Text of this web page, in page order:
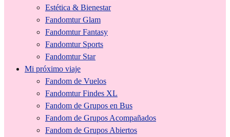
Estética & Bienestar
Fandomtur Glam
Fandomtur Fantasy
Fandomtur Sports
Fandomtur Star
Mi próximo viaje
Fandom de Vuelos
Fandomtur Findes XL
Fandom de Grupos en Bus
Fandom de Grupos Acompañados
Fandom de Grupos Abiertos